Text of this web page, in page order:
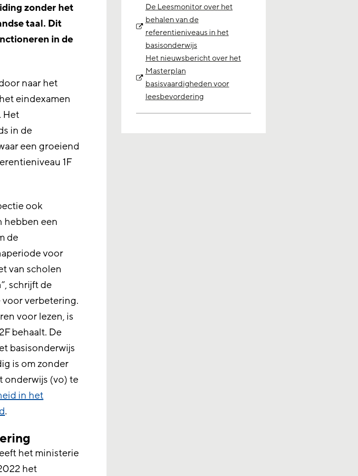
De Leesmonitor over het
behalen van de
referentieniveaus in het
basisonderwijs
Het nieuwsbericht over het
Masterplan
basisvaardigheden voor
leesbevordering
zonder het
taal. Dit
in de
naar het
eindexamen
Het
in de
een groeiend
1F
ook
hebben een
de
voor
van scholen
schrijft de
voor verbetering.
voor lezen, is
behaalt. De
basisonderwijs
is om zonder
onderwijs (vo) te
in het
.
het ministerie
het